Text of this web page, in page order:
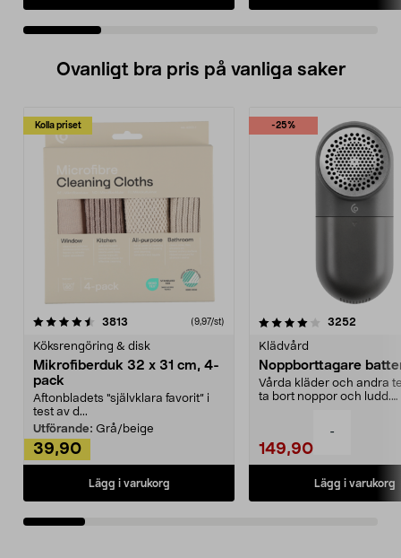
-
Ovanligt bra pris på vanliga saker
Kolla priset
3813 (9,97/st)
Köksrengöring & disk
Mikrofiberduk 32 x 31 cm, 4-
pack
Aftonbladets "självklara favorit” i
test av d...
Utförande: Grå/beige
39,90
Lägg i varukorg
-25%
4.0av 5 stjärnor 3252
Klädvård
Noppborttagare
Vårda kläder och andra
ta bort noppor och ludd.
149,90
Lägg i varukorg
4.5av 5 stjärnor